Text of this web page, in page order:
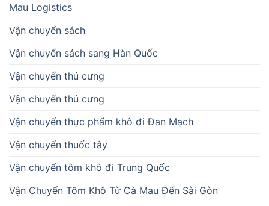
Mau Logistics
Vận chuyển sách
Vận chuyển sách sang Hàn Quốc
Vận chuyển thú cưng
Vận chuyển thú cưng
Vận chuyển thực phẩm khô đi Đan Mạch
Vận chuyển thuốc tây
Vận chuyển tôm khô đi Trung Quốc
Vận Chuyển Tôm Khô Từ Cà Mau Đến Sài Gòn